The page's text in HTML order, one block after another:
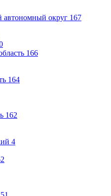
округ 167
166
164
162
4